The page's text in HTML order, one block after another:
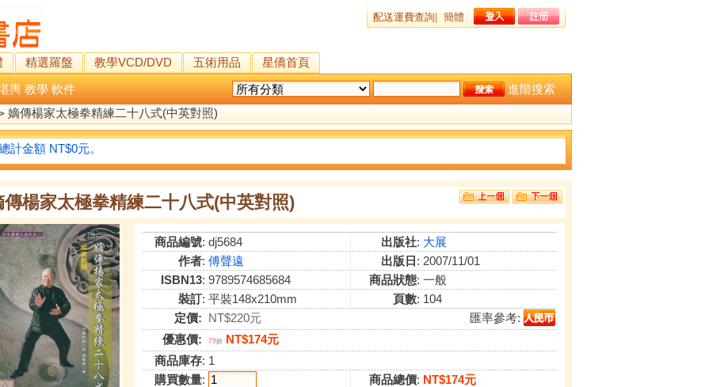
配送運費查詢 簡體
精選羅盤 教學VCD/DVD 五術用品
星僑首頁
輿 教學 軟件
進階搜索
嫡傳楊家太極拳精練二十八式(中英對照)
計金額 NT$0元。
傳楊家太極拳精練二十八式(中英對照)
商品編號: dj5684 出版社: 大展
作者: 傅聲遠 出版日 : 2007/11/01
ISBN13: 9789574685684 商品狀態: 一般
裝訂: 平裝148x210mm 頁數: 104
定價: NT$220元
匯率參考:
優惠價:
79折 NT$174元
商品庫存: 1
購買數量: 商品總價: NT$174元